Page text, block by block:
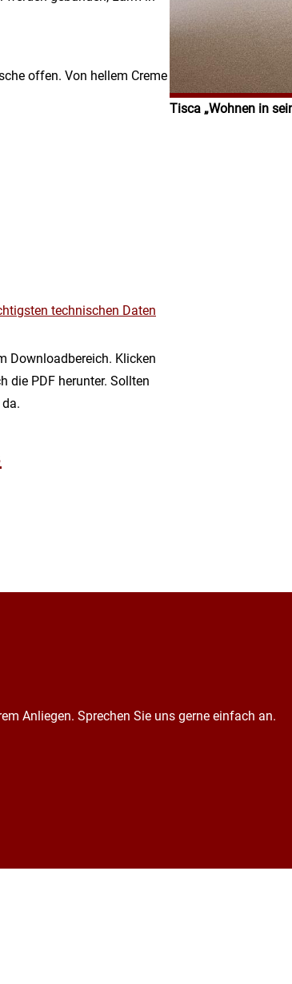
offen. Von hellem Creme
technischen Daten
Downloadbereich. Klicken
die PDF herunter. Sollten
Tisca „Wohnen in
Anliegen. Sprechen Sie uns gerne einfach an.